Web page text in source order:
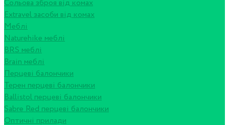
Сольова зброя від комах
Extravel засоби від комах
Меблі
Naturehike меблі
BRS меблі
Brain меблі
Перцеві балончики
Терен перцеві балончики
Ballistol перцеві балончики
Sabre Red перцеві балончики
Оптичні прилади